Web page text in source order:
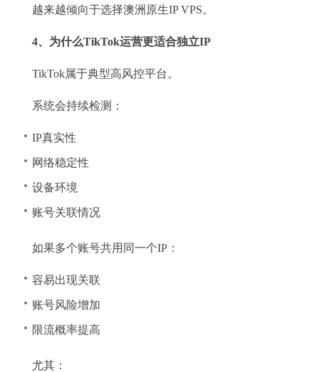
越来越倾向于选择澳洲原生IP VPS。
4、为什么TikTok运营更适合独立IP
TikTok属于典型高风控平台。
系统会持续检测：
IP真实性
网络稳定性
设备环境
账号关联情况
如果多个账号共用同一个IP：
容易出现关联
账号风险增加
限流概率提高
尤其：